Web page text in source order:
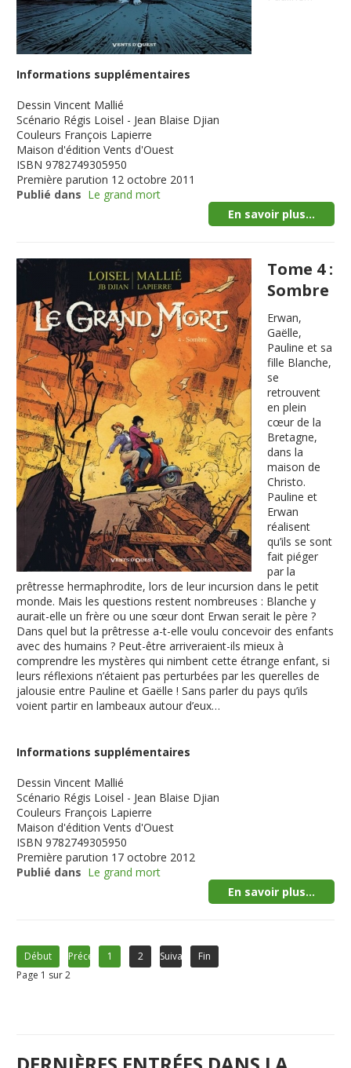
Informations supplémentaires
Dessin Vincent Mallié
Scénario Régis Loisel - Jean Blaise Djian
Couleurs François Lapierre
Maison d'édition Vents d'Ouest
ISBN 9782749305950
Première parution 12 octobre 2011
Publié dans Le grand mort
En savoir plus...
Tome 4 :
Sombre
Erwan,
Gaëlle,
Pauline et sa
fille Blanche,
se
retrouvent
en plein
cœur de la
Bretagne,
dans la
maison de
Christo.
Pauline et
Erwan
réalisent
qu’ils se sont
fait piéger
par la
prêtresse hermaphrodite, lors de leur incursion dans le petit
monde. Mais les questions restent nombreuses : Blanche y
aurait-elle un frère ou une sœur dont Erwan serait le père ?
Dans quel but la prêtresse a-t-elle voulu concevoir des enfants
avec des humains ? Peut-être arriveraient-ils mieux à
comprendre les mystères qui nimbent cette étrange enfant, si
leurs réflexions n’étaient pas perturbées par les querelles de
jalousie entre Pauline et Gaëlle ! Sans parler du pays qu’ils
voient partir en lambeaux autour d’eux…
Informations supplémentaires
Dessin Vincent Mallié
Scénario Régis Loisel - Jean Blaise Djian
Couleurs François Lapierre
Maison d'édition Vents d'Ouest
ISBN 9782749305950
Première parution 17 octobre 2012
Publié dans Le grand mort
En savoir plus...
Début Précédent1 2 Suivant
Fin
Page 1 sur 2